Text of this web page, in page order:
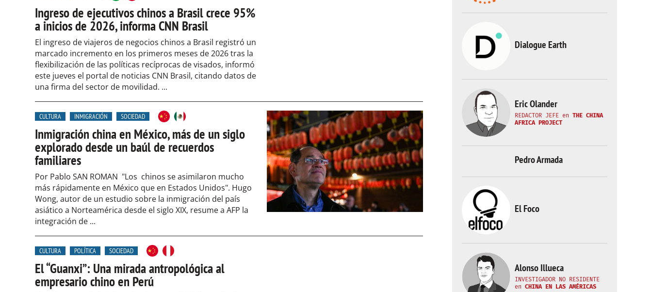
Ingreso de ejecutivos chinos a Brasil crece 95%
a inicios de 2026, informa CNN Brasil
El ingreso de viajeros de negocios chinos a Brasil registró un
marcado incremento en los primeros meses de 2026 tras la
flexibilización de las políticas recíprocas de visados, informó
este jueves el portal de noticias CNN Brasil, citando datos de
una firma del sector de movilidad. ...
CULTURA INMIGRACIÓN SOCIEDAD
Inmigración china en México, más de un siglo
explorado desde un baúl de recuerdos
familiares
Por Pablo SAN ROMAN "Los chinos se asimilaron mucho
más rápidamente en México que en Estados Unidos". Hugo
Wong, autor de un estudio sobre la inmigración del país
asiático a Norteamérica desde el siglo XIX, resume a AFP la
integración de ...
CULTURA POLÍTICA SOCIEDAD
El “Guanxi”: Una mirada antropológica al
empresario chino en Perú
Dialogue Earth
Eric Olander
REDACTOR JEFE en THE CHINA
AFRICA PROJECT
Pedro Armada
El Foco
Alonso Illueca
INVESTIGADOR NO RESIDENTE
en CHINA EN LAS AMÉRICAS